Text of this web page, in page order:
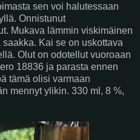
sen voi halutessaan
Onnistunut
Mukava lämmin viskimäinen
Kai se on uskottava
Olut on odotellut vuoroaan
18836 ja parasta ennen
tämä olisi varmaan
mennyt ylikin. 330 ml, 8 %,